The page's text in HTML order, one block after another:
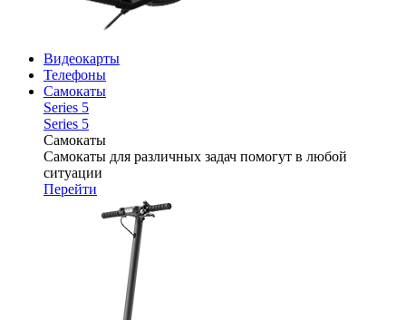
Видеокарты
Телефоны
Самокаты
Series 5
Series 5
Самокаты
Самокаты для различных задач помогут в любой
ситуации
Перейти